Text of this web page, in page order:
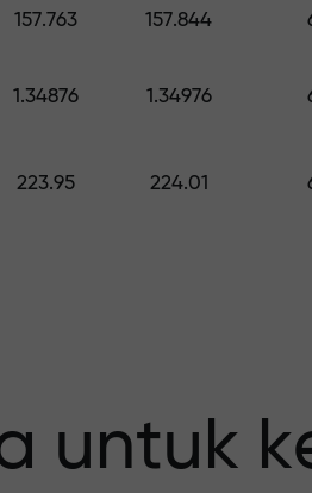
risiko —
Anda
—
157.763 157.844
1.34876 1.34976
223.95 224.01
untuk